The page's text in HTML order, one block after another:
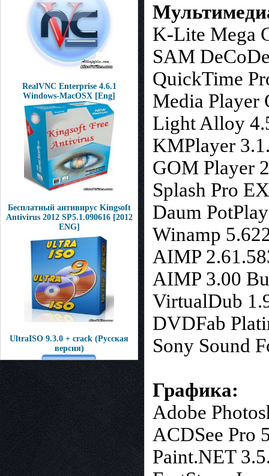
RealVNC Enterprise 4.6.1
Windows-MacOSX [Eng]
Бесплатный антивирус Kingsoft
Antivirus 2012 SP5.1.090616 [2012
ENG]
UltraISO 9.3.0 + crack (Русская
версия)
K-Lite Mega
SAM
QuickTime
Media Player
Light Alloy
KMPlayer
GOM Player
Splash Pro
Daum
Winamp
AIMP
AIMP 3.00
VirtualDub
DVDFab
Sony Sound
Графика:
Adobe
ACDSee Pro
Paint.NET